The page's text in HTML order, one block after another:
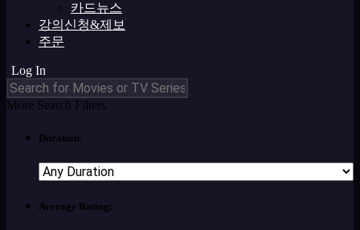
카드뉴스
강의신청&제보
주문
Log In
More Search Filters
Duration:
Average Rating: